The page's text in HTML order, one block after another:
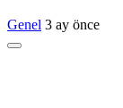
Genel 3 ay önce